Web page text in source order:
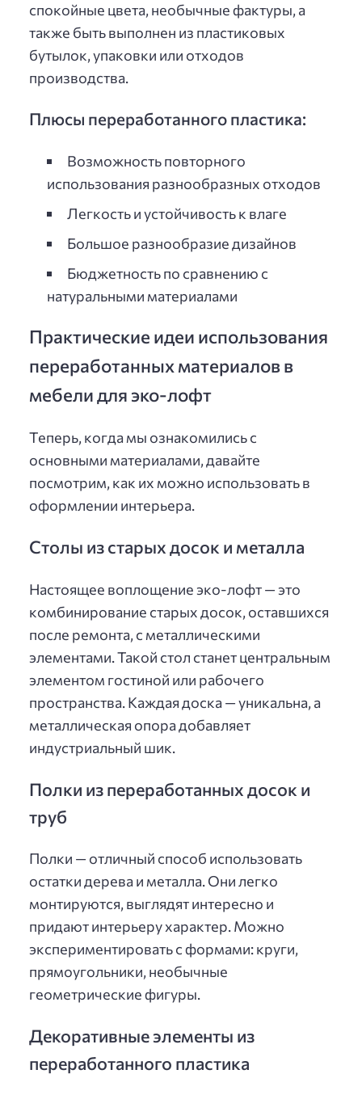
спокойные цвета, необычные фактуры, а
также быть выполнен из пластиковых
бутылок, упаковки или отходов
производства.
Плюсы переработанного пластика:
Возможность повторного
использования разнообразных отходов
Легкость и устойчивость к влаге
Большое разнообразие дизайнов
Бюджетность по сравнению с
натуральными материалами
Практические идеи использования
переработанных материалов в
мебели для эко-лофт
Теперь, когда мы ознакомились с
основными материалами, давайте
посмотрим, как их можно использовать в
оформлении интерьера.
Столы из старых досок и металла
Настоящее воплощение эко-лофт — это
комбинирование старых досок, оставшихся
после ремонта, с металлическими
элементами. Такой стол станет центральным
элементом гостиной или рабочего
пространства. Каждая доска — уникальна, а
металлическая опора добавляет
индустриальный шик.
Полки из переработанных досок и
труб
Полки — отличный способ использовать
остатки дерева и металла. Они легко
монтируются, выглядят интересно и
придают интерьеру характер. Можно
экспериментировать с формами: круги,
прямоугольники, необычные
геометрические фигуры.
Декоративные элементы из
переработанного пластика